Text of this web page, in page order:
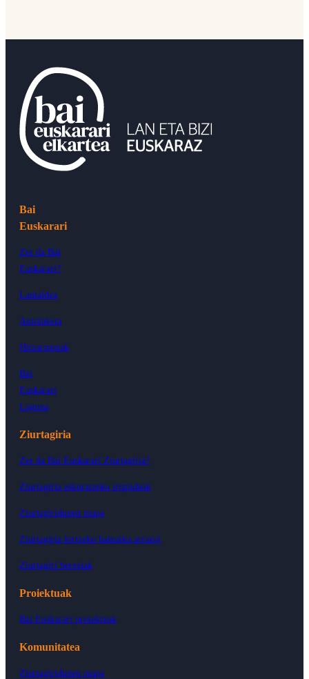
Bai
Euskarari
Zer da Bai
Euskarari?
Lantaldea
Antolaketa
Hitzarmenak
Bai
Euskarari
Laguna
Ziurtagiria
Zer da Bai Euskarari Ziurtagiria?
Ziurtagiria eskuratzeko irizpideak
Ziurtagiridunen mapa
Ziurtagiria lortzeko hamaika arrazoi
Ziurtagiri bereziak
Proiektuak
Bai Euskarari proiektuak
Komunitatea
Ziurtagiridunen mapa